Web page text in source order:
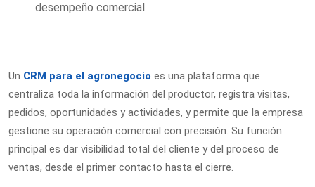
desempeño comercial.
Un CRM para el agronegocio es una plataforma que
centraliza toda la información del productor, registra visitas,
pedidos, oportunidades y actividades, y permite que la empresa
gestione su operación comercial con precisión. Su función
principal es dar visibilidad total del cliente y del proceso de
ventas, desde el primer contacto hasta el cierre.